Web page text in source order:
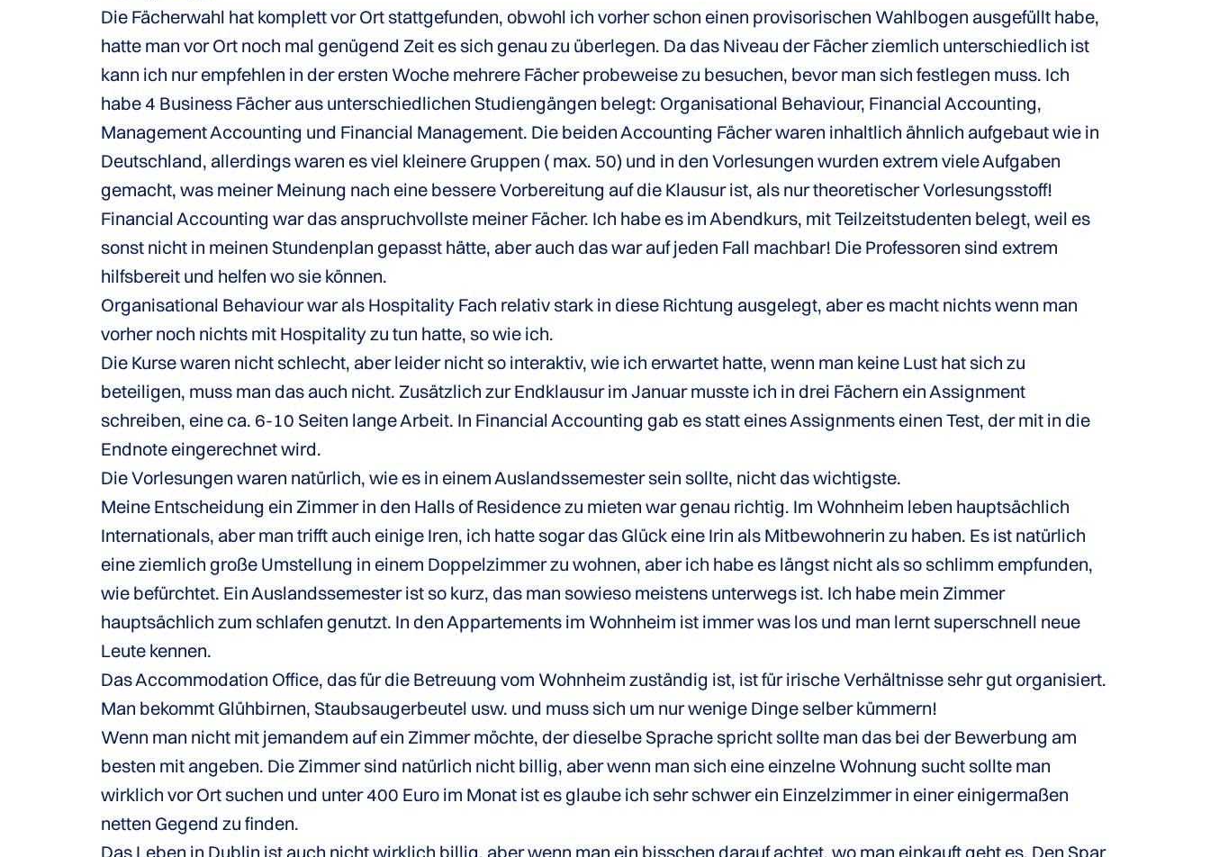
Die Fächerwahl hat komplett vor Ort stattgefunden, obwohl ich vorher schon einen provisorischen Wahlbogen ausgefüllt habe,
hatte man vor Ort noch mal genügend Zeit es sich genau zu überlegen. Da das Niveau der Fächer ziemlich unterschiedlich ist
kann ich nur empfehlen in der ersten Woche mehrere Fächer probeweise zu besuchen, bevor man sich festlegen muss. Ich
habe 4 Business Fächer aus unterschiedlichen Studiengängen belegt: Organisational Behaviour, Financial Accounting,
Management Accounting und Financial Management. Die beiden Accounting Fächer waren inhaltlich ähnlich aufgebaut wie in
Deutschland, allerdings waren es viel kleinere Gruppen ( max. 50) und in den Vorlesungen wurden extrem viele Aufgaben
gemacht, was meiner Meinung nach eine bessere Vorbereitung auf die Klausur ist, als nur theoretischer Vorlesungsstoff!
Financial Accounting war das anspruchvollste meiner Fächer. Ich habe es im Abendkurs, mit Teilzeitstudenten belegt, weil es
sonst nicht in meinen Stundenplan gepasst hätte, aber auch das war auf jeden Fall machbar! Die Professoren sind extrem
hilfsbereit und helfen wo sie können.
Organisational Behaviour war als Hospitality Fach relativ stark in diese Richtung ausgelegt, aber es macht nichts wenn man
vorher noch nichts mit Hospitality zu tun hatte, so wie ich.
Die Kurse waren nicht schlecht, aber leider nicht so interaktiv, wie ich erwartet hatte, wenn man keine Lust hat sich zu
beteiligen, muss man das auch nicht. Zusätzlich zur Endklausur im Januar musste ich in drei Fächern ein Assignment
schreiben, eine ca. 6-10 Seiten lange Arbeit. In Financial Accounting gab es statt eines Assignments einen Test, der mit in die
Endnote eingerechnet wird.
Die Vorlesungen waren natürlich, wie es in einem Auslandssemester sein sollte, nicht das wichtigste.
Meine Entscheidung ein Zimmer in den Halls of Residence zu mieten war genau richtig. Im Wohnheim leben hauptsächlich
Internationals, aber man trifft auch einige Iren, ich hatte sogar das Glück eine Irin als Mitbewohnerin zu haben. Es ist natürlich
eine ziemlich große Umstellung in einem Doppelzimmer zu wohnen, aber ich habe es längst nicht als so schlimm empfunden,
wie befürchtet. Ein Auslandssemester ist so kurz, das man sowieso meistens unterwegs ist. Ich habe mein Zimmer
hauptsächlich zum schlafen genutzt. In den Appartements im Wohnheim ist immer was los und man lernt superschnell neue
Leute kennen.
Das Accommodation Office, das für die Betreuung vom Wohnheim zuständig ist, ist für irische Verhältnisse sehr gut organisiert.
Man bekommt Glühbirnen, Staubsaugerbeutel usw. und muss sich um nur wenige Dinge selber kümmern!
Wenn man nicht mit jemandem auf ein Zimmer möchte, der dieselbe Sprache spricht sollte man das bei der Bewerbung am
besten mit angeben. Die Zimmer sind natürlich nicht billig, aber wenn man sich eine einzelne Wohnung sucht sollte man
wirklich vor Ort suchen und unter 400 Euro im Monat ist es glaube ich sehr schwer ein Einzelzimmer in einer einigermaßen
netten Gegend zu finden.
Das Leben in Dublin ist auch nicht wirklich billig, aber wenn man ein bisschen darauf achtet, wo man einkauft geht es. Den Spar